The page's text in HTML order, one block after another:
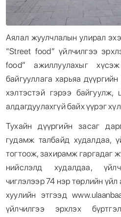
Аялал жуулчлалын улирал
“Street food” үйлчилгээ
food” ажиллуулахыг
байгууллага харьяа
хэлтэстэй гэрээ байгуулж,
алдагдуулахгүй байх үүрэг
Тухайн дүүргийн засаг
гудамж талбайд худалдаа,
тогтоож, захирамж гаргадаг
нийслэлд худалдаа,
чиглэлээр 74 нэр төрлийн
хуулийн этгээд
үйлчилгээ эрхлэх